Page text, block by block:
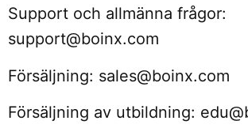
Support och allmänna frågor:
support@boinx.com
Försäljning: sales@boinx.com
Försäljning av utbildning: